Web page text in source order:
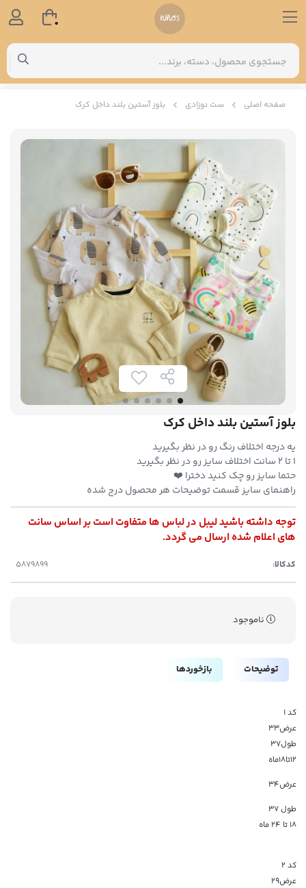
صفحه اصلی ست نوزادی بلوز آستین بلند داخل کرک
بلوز آستین بلند داخل کرک
یه درجه اختلاف رنگ رو در نظر بگیرید
۱ تا ۲ سانت اختلاف سایز رو در نظر بگیرید
حتما سایز رو چک کنید دخترا ❤️
راهنمای سایز قسمت توضیحات هر محصول درج شده
توجه داشته باشید لیبل در لباس ها متفاوت است بر اساس سانت
های اعلام شده ارسال می گردد.
کدکالا:
ناموجود
توضیحات بازخوردها
کد ۱
عرض۳۳
طول۳۷
۱۲تا۱۸ماه
عرض34
طول 37
18 تا 24 ماه
کد ۲
عرض۲۹
0